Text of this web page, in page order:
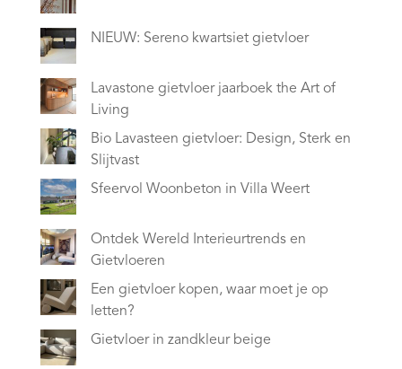
NIEUW: Sereno kwartsiet gietvloer
Lavastone gietvloer jaarboek the Art of
Living
Bio Lavasteen gietvloer: Design, Sterk en
Slijtvast
Sfeervol Woonbeton in Villa Weert
Ontdek Wereld Interieurtrends en
Gietvloeren
Een gietvloer kopen, waar moet je op
letten?
Gietvloer in zandkleur beige